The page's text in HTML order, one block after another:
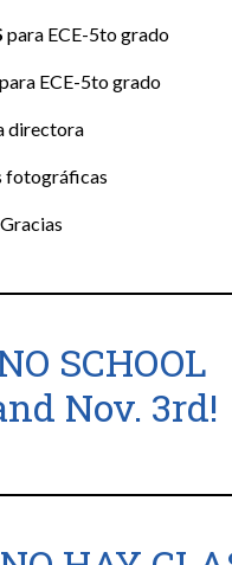
para ECE-5to grado
para ECE-5to grado
directora
fotográficas
SCHOOL
Nov. 3rd!